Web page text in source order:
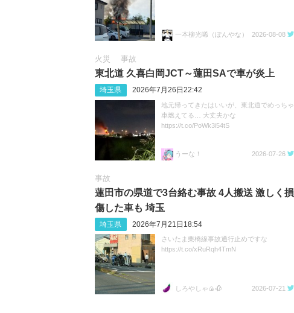
一本柳光唏（ぽんやな） 2026-08-08
火災 事故
東北道 久喜白岡JCT～蓮田SAで車が炎上
埼玉県 2026年7月26日22:42
地元帰ってきたはいいが、東北道でめっちゃ
車燃えてる… 大丈夫かな
https://t.co/PoWk3i54tS
うーな！ 2026-07-26
事故
蓮田市の県道で3台絡む事故 4人搬送 激しく損
傷した車も 埼玉
埼玉県 2026年7月21日18:54
さいたま栗橋線事故通行止めですな
https://t.co/xRuRqh4TmN
しろやしゃ🍙🥀 2026-07-21